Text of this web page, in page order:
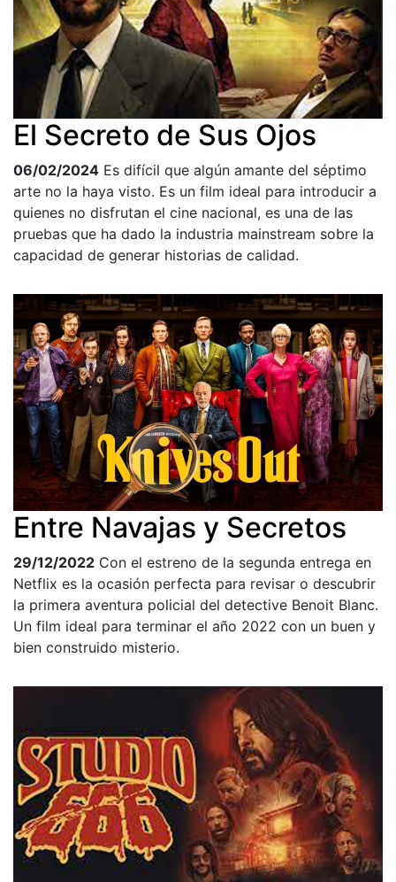
El Secreto de Sus Ojos
06/02/2024 Es difícil que algún amante del séptimo
arte no la haya visto. Es un film ideal para introducir a
quienes no disfrutan el cine nacional, es una de las
pruebas que ha dado la industria mainstream sobre la
capacidad de generar historias de calidad.
Entre Navajas y Secretos
29/12/2022 Con el estreno de la segunda entrega en
Netflix es la ocasión perfecta para revisar o descubrir
la primera aventura policial del detective Benoit Blanc.
Un film ideal para terminar el año 2022 con un buen y
bien construido misterio.